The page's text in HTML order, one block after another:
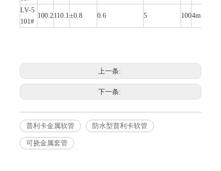
LV-5
101#
100.2110.1±0.8 0.6 5 1004m
上一条:
下一条:
普利卡金属软管 防水型普利卡软管
可挠金属套管